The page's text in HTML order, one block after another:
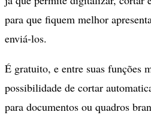
para que fiquem melhor
enviá-los.
É gratuito, e entre suas funções
possibilidade de cortar
para documentos ou quadros